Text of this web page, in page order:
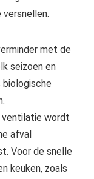
met de
seizoen en
biologische
ventilatie wordt
afval
Voor de snelle
keuken, zoals